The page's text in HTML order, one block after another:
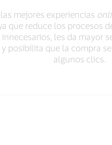
mejores experiencias
que reduce los procesos
les da mayor
posibilita que la compra
algunos clics.